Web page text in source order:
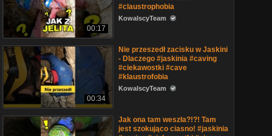
00:17
#claustrophobia
KowalscyTeam
00:34
Nie przeszedł zacisku w Jaskini
- Dlaczego #jaskinia #caving
#ciekawostki #cave
#klaustrofobia
KowalscyTeam
Jak ona tam weszła?!?! Tam
jest szokująco ciasno! #jaskinia